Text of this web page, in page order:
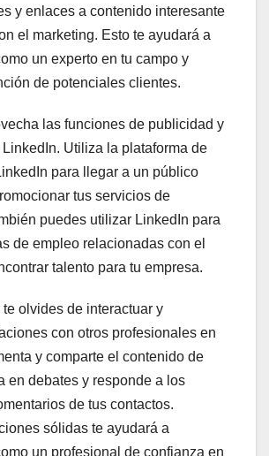
y enlaces a contenido interesante
el marketing. Esto te ayudará a
un experto en tu campo y
de potenciales clientes.
las funciones de publicidad y
Utiliza la plataforma de
para llegar a un público
tus servicios de
puedes utilizar LinkedIn para
de empleo relacionadas con el
talento para tu empresa.
te olvides de interactuar y
con otros profesionales en
y comparte el contenido de
en debates y responde a los
de tus contactos.
sólidas te ayudará a
un profesional de confianza en